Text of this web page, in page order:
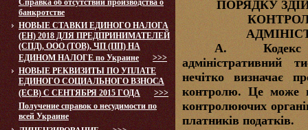
Справка об отсутствии производства о
банкротстве
НОВЫЕ СТАВКИ ЕДИНОГО НАЛОГА
(ЕН) 2018 ДЛЯ ПРЕДПРИНИМАТЕЛЕЙ
(СПД), ООО (ТОВ), ЧП (ПП) НА
ЕДИНОМ НАЛОГЕ по Украине
>>>
НОВЫЕ РЕКВИЗИТЫ ПО УПЛАТЕ
ЕДИНОГО СОЦИАЛЬНОГО ВЗНОСА
(ЕСВ) С СЕНТЯБРЯ 2015 ГОДА
>>>
Получение справок о несудимости по
всей Украине
ПОРЯДКУ
А.Кодекс
адміністративний
нечітко визначає
контролю. Це може
контролюючих
платників податків.